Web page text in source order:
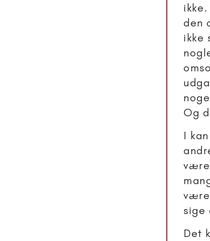
den
ikke
Og
I
være
Det